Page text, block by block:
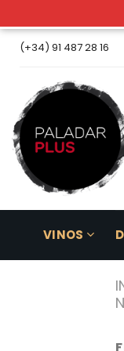
Skip
(+34) 91 487 28 16
VINOS